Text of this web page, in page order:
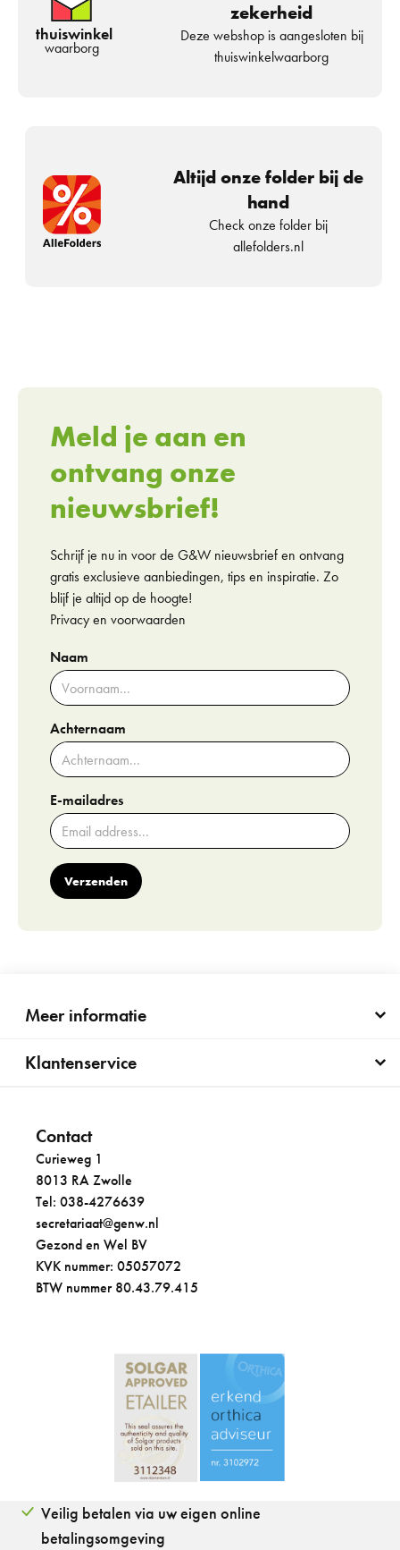
thuiswinkel
waarborg
zekerheid
Deze webshop is aangesloten bij
thuiswinkelwaarborg
Altijd onze folder bij de
hand
Check onze folder bij
allefolders.nl
Meld je aan en
ontvang onze
nieuwsbrief!
Schrijf je nu in voor de G&W nieuwsbrief en ontvang
gratis exclusieve aanbiedingen, tips en inspiratie. Zo
blijf je altijd op de hoogte!
Privacy en voorwaarden
Naam
Achternaam
E-mailadres
Verzenden
Meer informatie
Klantenservice
Contact
Curieweg 1
8013 RA Zwolle
Tel: 038-4276639
secretariaat@genw.nl
Gezond en Wel BV
KVK nummer: 05057072
BTW nummer 80.43.79.415
Veilig betalen via uw eigen online
betalingsomgeving